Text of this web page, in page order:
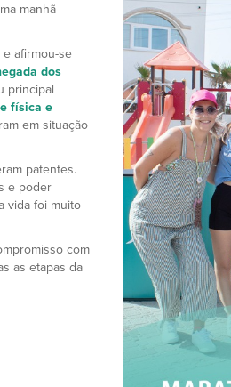
manhã
afirmou-se
dos
principal
física e
em situação
patentes.
e poder
vida foi muito
com
as etapas da